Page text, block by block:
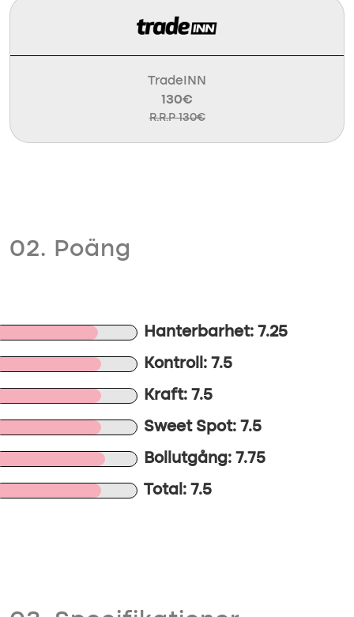
TradeINN
130€
R.R.P 130€
02. Poäng
Hanterbarhet: 7.25
Kontroll: 7.5
Kraft: 7.5
Sweet Spot: 7.5
Bollutgång: 7.75
Total: 7.5